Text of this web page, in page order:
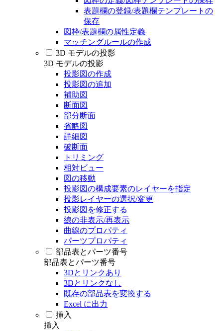
表題欄の登録/表題欄テンプレートの
保存
図枠/表題欄の属性定義
マッチングルールの作成
3D モデルの投影
3D モデルの投影
投影図の作成
投影図の追加
補助図
断面図
部分断面
省略図
詳細図
破断面
トリミング
相対ビュー
図の移動
投影図の構成要素のレイヤーを指定
投影レイヤーの選択/変更
投影図を修正する
線の非表示/再表示
曲線のプロパティ
パーツプロパティ
部品表とパーツ番号
部品表とパーツ番号
3Dとリンクあり
3Dとリンクなし
既存の部品表を変換する
Excel に出力
挿入
挿入